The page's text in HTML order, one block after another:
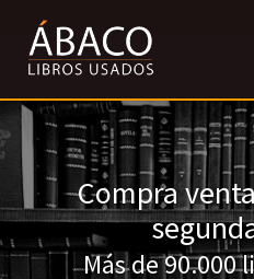
Compra
Más de 90.000